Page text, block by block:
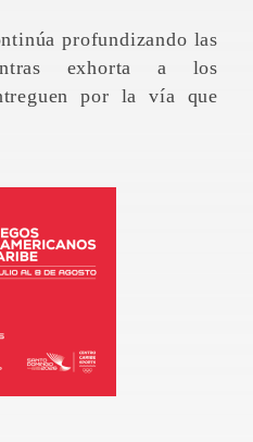
exhorta a los
por la vía que